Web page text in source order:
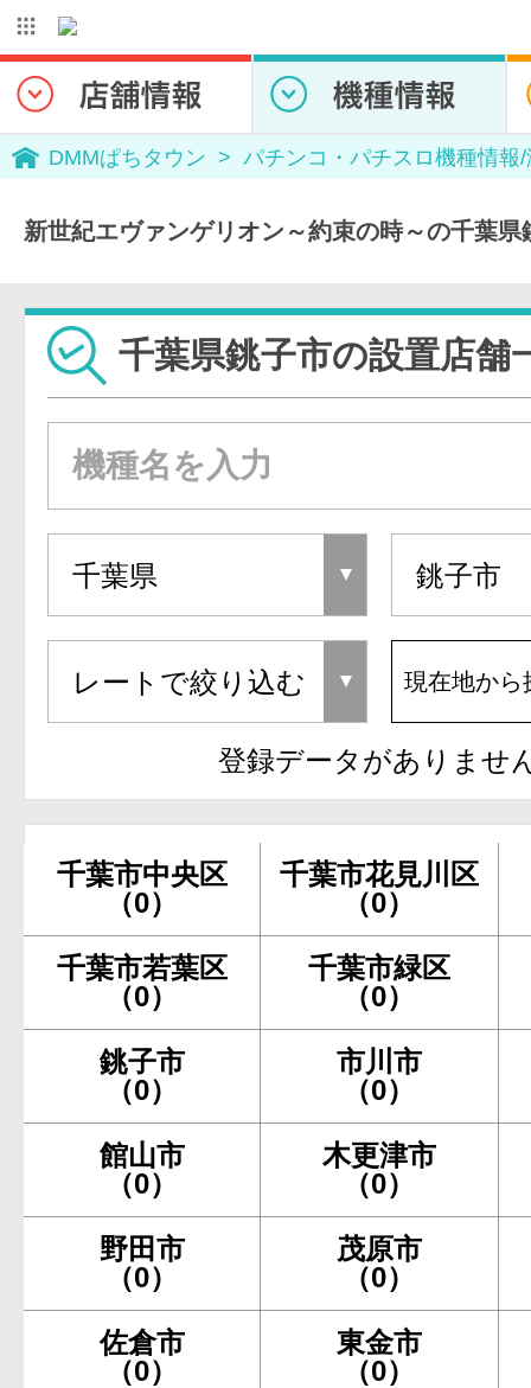
DMMぱちタウン パチンコ・パチスロ機種情報
新世紀エヴァンゲリオン～約束の時～の千葉県
千葉県銚子市の設置店舗
現在地から
登録データがありませ
千葉市中央区
（0）
千葉市花見川区
（0）
千葉市若葉区
（0）
千葉市緑区
（0）
銚子市
（0）
市川市
（0）
館山市
（0）
木更津市
（0）
野田市
（0）
茂原市
（0）
佐倉市
（0）
東金市
（0）